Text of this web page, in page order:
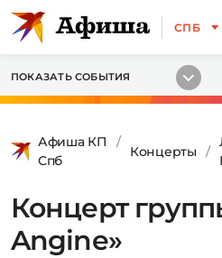
СПБ
ПОКАЗАТЬ СОБЫТИЯ
Афиша КП
Спб
Концерты
Концерт
Angine»